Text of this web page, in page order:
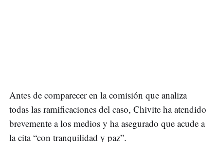
Antes de comparecer en la comisión que analiza
todas las ramificaciones del caso, Chivite ha atendido
brevemente a los medios y ha asegurado que acude a
la cita “con tranquilidad y paz”.